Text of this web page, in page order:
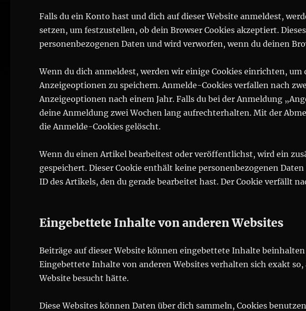
Falls du ein Konto hast und dich auf dieser Website anmeldest,
setzen, um festzustellen, ob dein Browser Cookies akzeptiert.
personenbezogenen Daten und wird verworfen, wenn du deinen
Wenn du dich anmeldest, werden wir einige Cookies einrichten,
Anzeigeoptionen zu speichern. Anmelde-Cookies verfallen nach
Anzeigeoptionen nach einem Jahr. Falls du bei der Anmeldung
deine Anmeldung zwei Wochen lang aufrechterhalten. Mit der
die Anmelde-Cookies gelöscht.
Wenn du einen Artikel bearbeitest oder veröffentlichst, wird ein
gespeichert. Dieser Cookie enthält keine personenbezogenen
ID des Artikels, den du gerade bearbeitet hast. Der Cookie verfällt
Eingebettete Inhalte von anderen Websites
Beiträge auf dieser Website können eingebettete Inhalte
Eingebettete Inhalte von anderen Websites verhalten sich exakt so,
Website besucht hätte.
Diese Websites können Daten über dich sammeln, Cookies